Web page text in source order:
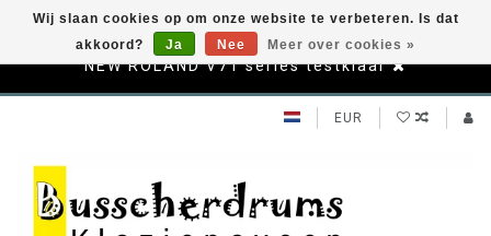
NEW ROLAND V71 series testklaar
EUR
Wij slaan cookies op om onze website te verbeteren. Is dat
akkoord?
Ja Nee Meer over cookies »